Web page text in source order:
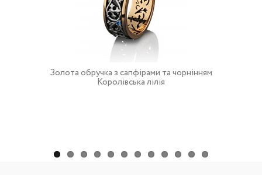
Золота обручка з сапфірами та чорнінням
Королівська лілія